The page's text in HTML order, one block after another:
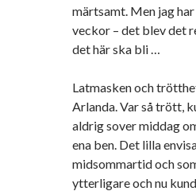
märtsamt. Men jag
veckor – det blev det
det här ska bli …
Latmasken och
Arlanda. Var så trött,
aldrig sover middag
ena ben. Det lilla
midsommartid och
ytterligare och nu